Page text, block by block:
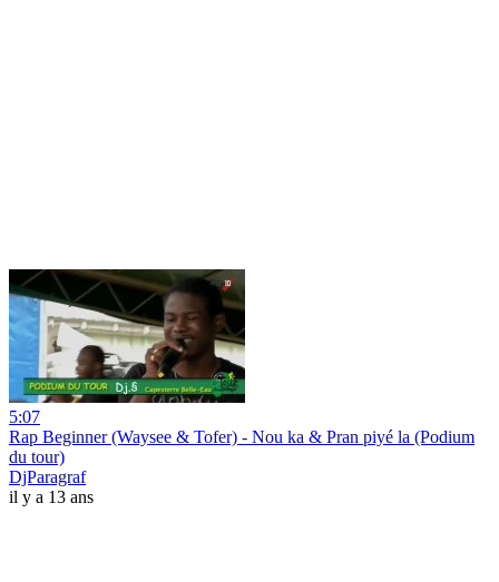
5:07
Rap Beginner (Waysee & Tofer) - Nou ka & Pran piyé la (Podium
du tour)
DjParagraf
il y a 13 ans